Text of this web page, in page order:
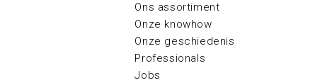
Ons assortiment
Onze knowhow
Onze geschiedenis
Professionals
Jobs